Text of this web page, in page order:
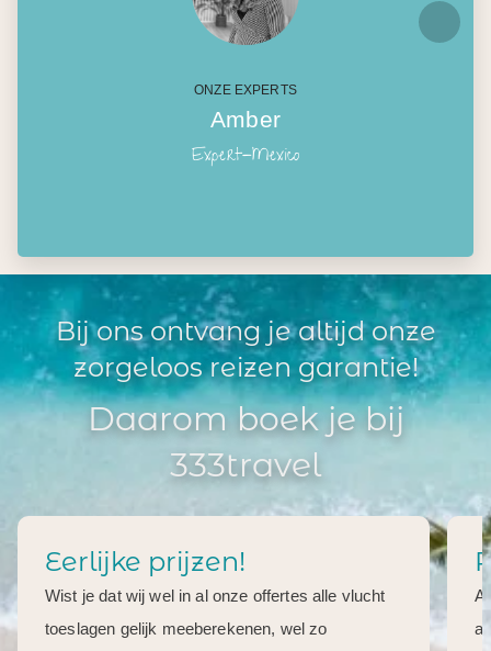
ONZE EXPERTS
Amber
Expert-Mexico
Bij ons ontvang je altijd onze
zorgeloos reizen garantie!
Daarom boek je bij
333travel
Eerlijke prijzen!
Wist je dat wij wel in al onze offertes alle vlucht
toeslagen gelijk meeberekenen, wel zo